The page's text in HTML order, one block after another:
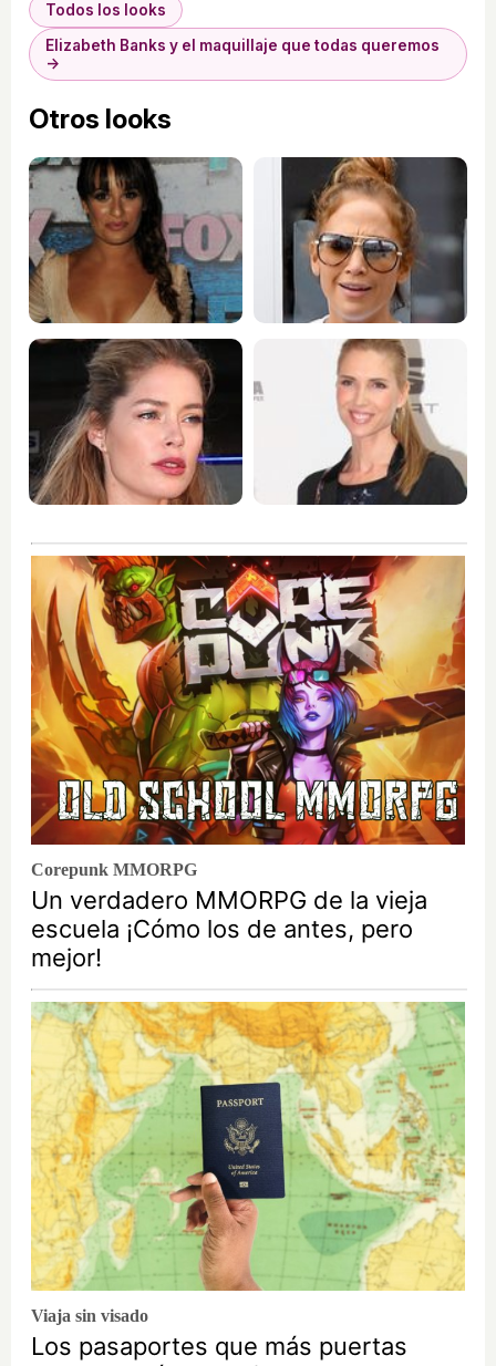
Todos los looks
Elizabeth Banks y el maquillaje que todas queremos
→
Otros looks
Corepunk MMORPG
Un verdadero MMORPG de la vieja
escuela ¡Cómo los de antes, pero
mejor!
Viaja sin visado
Los pasaportes que más puertas